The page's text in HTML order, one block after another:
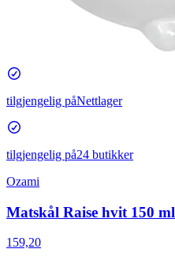
tilgjengelig påNettlager
tilgjengelig på24 butikker
Ozami
Matskål Raise hvit 150 ml
159,20